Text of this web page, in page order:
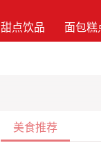
甜点饮品 面包糕
美食推荐